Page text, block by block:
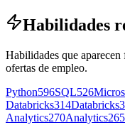
Habilidades
Habilidades que
ofertas de empleo.
Python596SQL526
Databricks314Databricks
Analytics270Analytics265